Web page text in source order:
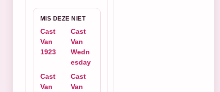
MIS DEZE NIET
Cast
Van
1923
Cast
Van
Wedn
esday
Cast
Van
Cast
Van